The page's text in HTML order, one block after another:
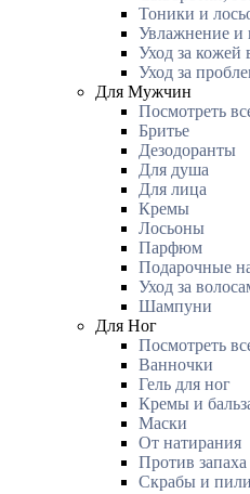
Тоники и
Увлажнение и
Уход за кожей
Уход за
Для Мужчин
Посмотреть
Бритье
Дезодоранты
Для душа
Для лица
Кремы
Лосьоны
Парфюм
Подарочные
Уход за
Шампуни
Для Ног
Посмотреть
Ванночки
Гель для ног
Кремы и
Маски
От натирания
Против запаха
Скрабы и